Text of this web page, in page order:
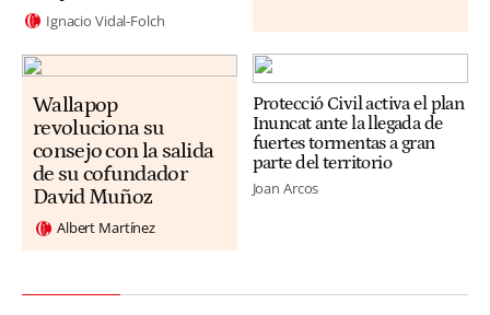
Ignacio Vidal-Folch
Wallapop
revoluciona su
consejo con la salida
de su cofundador
David Muñoz
Albert Martínez
Protecció Civil activa el plan
Inuncat ante la llegada de
fuertes tormentas a gran
parte del territorio
Joan Arcos